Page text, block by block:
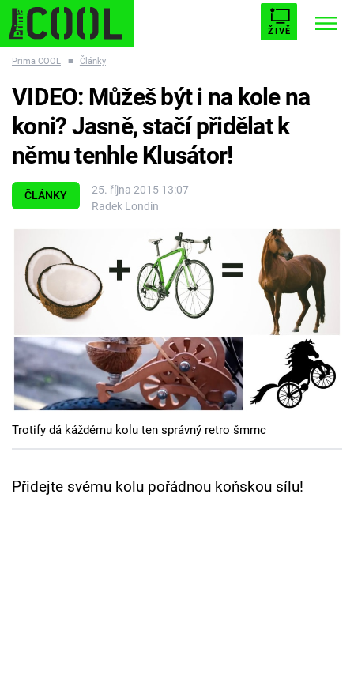
ŽIVĚ
ESCAPE PLNEJ KOTEL AVENGERS 5
Témata
Filmy
Seriály
Cool Esport
Pořady
TV Program
Sledujte prima+
Prima COOL ■ Články
ČLÁNKY
25. října 2015 13:07
Radek Londin
VIDEO: Můžeš být i na kole na
koni? Jasně, stačí přidělat k
němu tenhle Klusátor!
Trotify dá káždému kolu ten správný retro šmrnc
Přidejte svému kolu pořádnou koňskou sílu!